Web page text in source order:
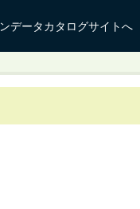
データカタログサイトへ